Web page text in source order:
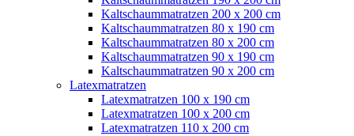
Kaltschaummatratzen 200 x 200 cm
Kaltschaummatratzen 80 x 190 cm
Kaltschaummatratzen 80 x 200 cm
Kaltschaummatratzen 90 x 190 cm
Kaltschaummatratzen 90 x 200 cm
Latexmatratzen
Latexmatratzen 100 x 190 cm
Latexmatratzen 100 x 200 cm
Latexmatratzen 110 x 200 cm